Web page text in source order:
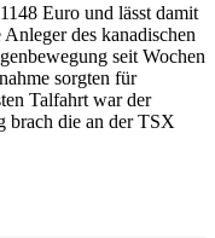
Euro und lässt damit
des kanadischen
seit Wochen
sorgten für
Talfahrt war der
brach die an der TSX